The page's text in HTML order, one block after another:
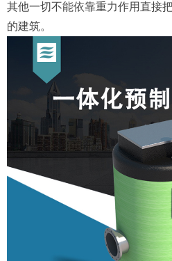
其他一切不能依靠重力作用直接
的建筑。